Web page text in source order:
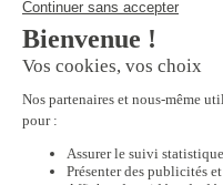
Mules croisées
5/5- 1avis